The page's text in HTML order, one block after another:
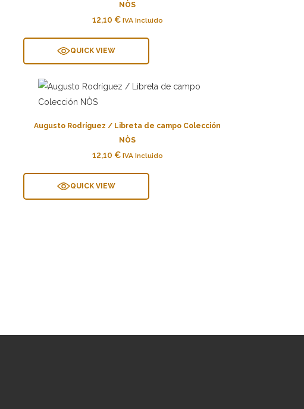
NÒS
12,10 € IVA Incluido
QUICK VIEW
Augusto Rodríguez / Libreta de campo Colección
NÒS
12,10 € IVA Incluido
QUICK VIEW